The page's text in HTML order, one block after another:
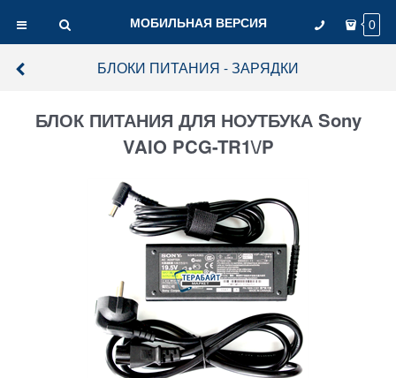
МОБИЛЬНАЯ ВЕРСИЯ 0
БЛОКИ ПИТАНИЯ - ЗАРЯДКИ
БЛОК ПИТАНИЯ ДЛЯ НОУТБУКА Sony
VAIO PCG-TR1\/P